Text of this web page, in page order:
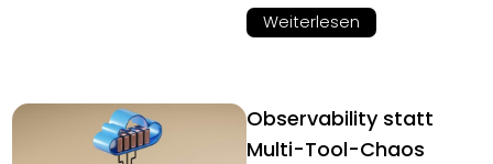
Weiterlesen
Observability statt
Multi-Tool-Chaos